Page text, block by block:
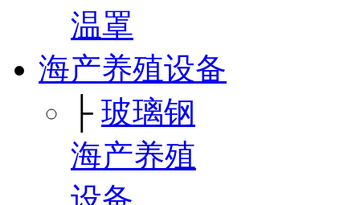
温罩
海产养殖设备
├ 玻璃钢
海产养殖